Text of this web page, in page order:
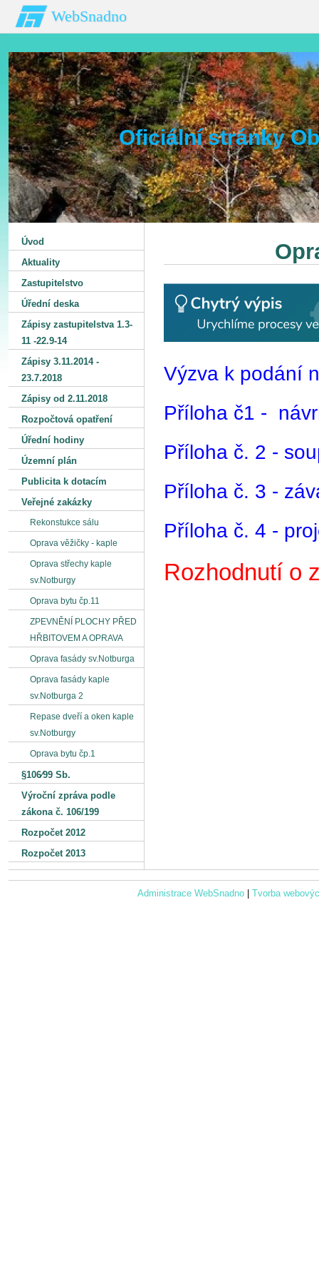
WebSnadno
Oficiální stránky
Výzva k podání
Příloha č1 -
Příloha č. 2 -
Příloha č. 3 -
Příloha č. 4 -
Rozhodnutí o
Úvod
Aktuality
Zastupitelstvo
Úřední deska
Zápisy zastupitelstva 1.3-
11 -22.9-14
Zápisy 3.11.2014 -
23.7.2018
Zápisy od 2.11.2018
Rozpočtová opatření
Úřední hodiny
Územní plán
Publicita k dotacím
Veřejné zakázky
Rekonstukce sálu
Oprava věžičky - kaple
Oprava střechy kaple
sv.Notburgy
Oprava bytu čp.11
ZPEVNĚNÍ PLOCHY PŘED
HŘBITOVEM A OPRAVA
Oprava fasády sv.Notburga
Oprava fasády kaple
sv.Notburga 2
Repase dveří a oken kaple
sv.Notburgy
Oprava bytu čp.1
§106⁄99 Sb.
Výroční zpráva podle
zákona č. 106/199
Rozpočet 2012
Rozpočet 2013
Administrace WebSnadno Tvorba